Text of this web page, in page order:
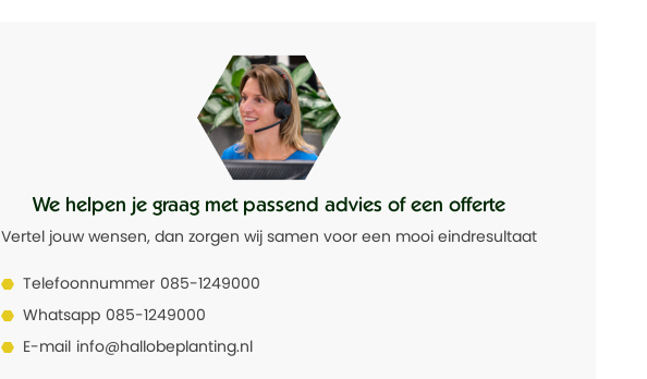
We helpen je graag met passend advies of een offerte
Vertel jouw wensen, dan zorgen wij samen voor een mooi eindresultaat
Telefoonnummer 085-1249000
Whatsapp 085-1249000
E-mail info@hallobeplanting.nl